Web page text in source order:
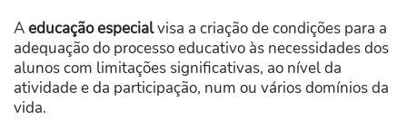
Aeducação especialvisa a criação de condições para a
adequação do processo educativo às necessidades dos
alunos com limitações significativas, ao nível da
atividade e da participação, num ou vários domínios da
vida.